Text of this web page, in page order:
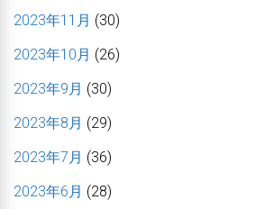
2023年11月 (30)
2023年10月 (26)
2023年9月 (30)
2023年8月 (29)
2023年7月 (36)
2023年6月 (28)